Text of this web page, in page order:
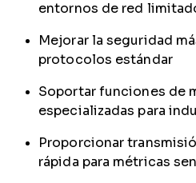
entornos de red
Mejorar la seguridad
protocolos estándar
Soportar funciones de
especializadas para
Proporcionar
rápida para métricas